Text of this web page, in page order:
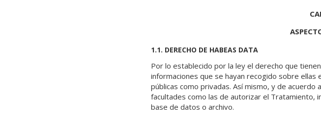
1.1. DERECHO DE HABEAS DATA
Por lo establecido por la ley el derecho que
informaciones que se hayan recogido sobre
públicas como privadas. Así mismo, y de
facultades como las de autorizar el Tratamiento,
base de datos o archivo.